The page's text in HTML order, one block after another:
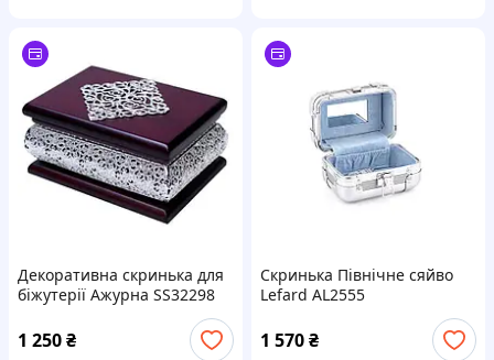
Декоративна скринька для
біжутерії Ажурна SS32298
1 250₴
Скринька Північне сяйво
Lefard AL2555
1 570₴